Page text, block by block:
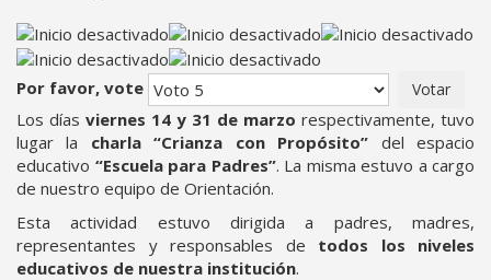
Por favor, vote
Los días viernes 14 y 31 de marzo respectivamente, tuvo
lugar la charla “Crianza con Propósito” del espacio
educativo “Escuela para Padres”. La misma estuvo a cargo
de nuestro equipo de Orientación.
Esta actividad estuvo dirigida a padres, madres,
representantes y responsables de todos los niveles
educativos de nuestra institución.